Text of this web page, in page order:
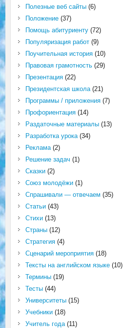
Полезные веб сайты(6)
Положение(37)
Помощь абитуриенту(72)
Популяризация работ(9)
Поучительная история(10)
Правовая грамотность(29)
Презентация(22)
Президентская школа(21)
Программы / приложения(7)
Профориентация(14)
Раздаточные материалы(13)
Разработка урока(34)
Реклама(2)
Решение задач (1)
Сказки(2)
Союз молодёжи(1)
Спрашивали — отвечаем (35)
Статьи(43)
Стихи(13)
Страны(12)
Стратегия(4)
Сценарий мероприятия(18)
Тексты на английском языке(10)
Термины(19)
Тесты(44)
Университеты(15)
Учебники(18)
Учитель года(11)